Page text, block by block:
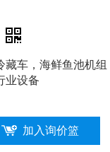
车，海鲜鱼池机组
业设备
加入询价篮